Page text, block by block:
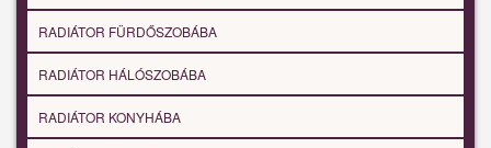
RADIÁTOR FÜRDŐSZOBÁBA
RADIÁTOR HÁLÓSZOBÁBA
RADIÁTOR KONYHÁBA